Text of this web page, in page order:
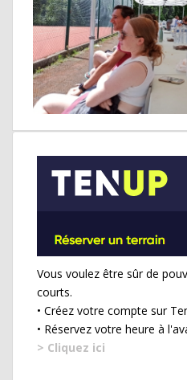
Vous voulez être sûr de
courts.
• Créez votre compte sur
• Réservez votre heure à
> Cliquez ici